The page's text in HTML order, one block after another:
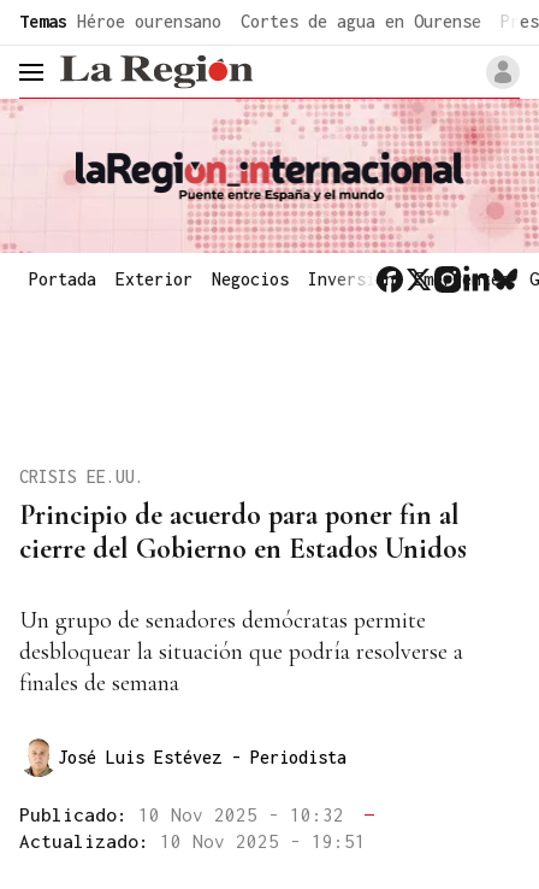
common.go-to-content
Temas Héroe ourensano Cortes de agua en Ourense
header.menu.open
Portada Exterior Negocios Inversión Emergentes
Principio de acuerdo para poner fin al
cierre del Gobierno en Estados Unidos
CRISIS EE.UU.
Un grupo de senadores demócratas permite
desbloquear la situación que podría resolverse a
finales de semana
José Luis Estévez - Periodista
Publicado: 10 Nov 2025 - 10:32
—
Actualizado: 10 Nov 2025 - 19:51